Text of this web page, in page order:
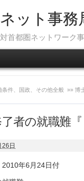
ット事務
首都圏ネットワーク
条件、国政、その他全般 »» 博
者の就職難
日
2010年6月24日付